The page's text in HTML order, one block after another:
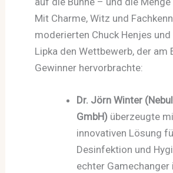
Mit Charme, Witz und
moderierten Chuck Henjes und
Lipka den Wettbewerb, der am
Gewinner hervorbrachte:
Dr. Jörn Winter
GmbH) überzeugte
innovativen Lösung
Desinfektion und
echter Gamechanger